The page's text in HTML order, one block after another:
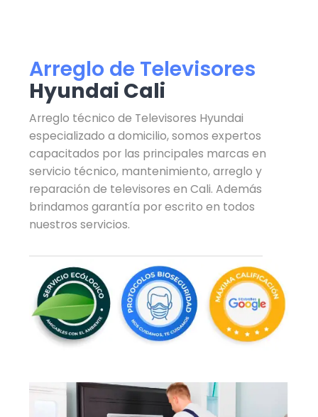
Arreglo de Televisores
Hyundai Cali
Arreglo técnico de Televisores Hyundai
especializado a domicilio, somos expertos
capacitados por las principales marcas en
servicio técnico, mantenimiento, arreglo y
reparación de televisores en Cali. Además
brindamos garantía por escrito en todos
nuestros servicios.